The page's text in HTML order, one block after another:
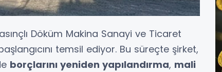
Döküm Makina Sanayi ve Ticaret
temsil ediyor. Bu süreçte şirket,
borçlarını yeniden yapılandırma, mali